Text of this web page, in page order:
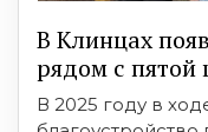
В Клинцах
рядом с пятой
В 2025 году в